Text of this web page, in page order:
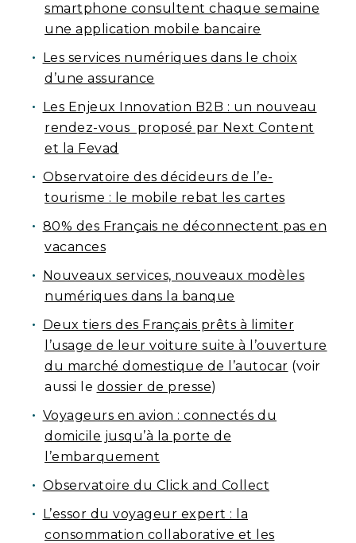
smartphone consultent chaque semaine
une application mobile bancaire
Les services numériques dans le choix
d’une assurance
Les Enjeux Innovation B2B : un nouveau
rendez-vous proposé par Next Content
et la Fevad
Observatoire des décideurs de l’e-
tourisme : le mobile rebat les cartes
80% des Français ne déconnectent pas en
vacances
Nouveaux services, nouveaux modèles
numériques dans la banque
Deux tiers des Français prêts à limiter
l’usage de leur voiture suite à l’ouverture
du marché domestique de l’autocar (voir
aussi le dossier de presse)
Voyageurs en avion : connectés du
domicile jusqu’à la porte de
l’embarquement
Observatoire du Click and Collect
L’essor du voyageur expert : la
consommation collaborative et les